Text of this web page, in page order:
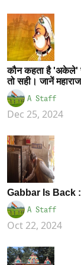
कौन कहता है 'अकेले'
तो सही। जानें
A Staff
Dec 25, 2024
Gabbar Is Back :
A Staff
Oct 22, 2024